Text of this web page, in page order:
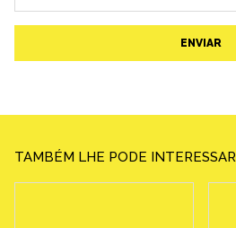
ENVIAR
TAMBÉM LHE PODE INTERESSAR